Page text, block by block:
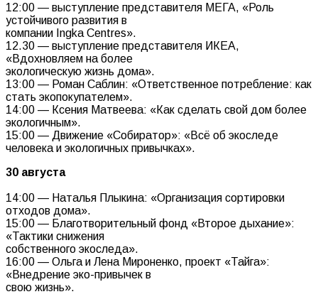
12:00 — выступление представителя МЕГА, «Роль
устойчивого развития в
компании Ingka Centres».
12.30 — выступление представителя ИКЕА,
«Вдохновляем на более
экологическую жизнь дома».
13:00 — Роман Саблин: «Ответственное потребление: как
стать экопокупателем».
14:00 — Ксения Матвеева: «Как сделать свой дом более
экологичным».
15:00 — Движение «Собиратор»: «Всё об экоследе
человека и экологичных привычках».
30 августа
14:00 — Наталья Плыкина: «Организация сортировки
отходов дома».
15:00 — Благотворительный фонд «Второе дыхание»:
«Тактики снижения
собственного экоследа».
16:00 — Ольга и Лена Мироненко, проект «Тайга»:
«Внедрение эко-привычек в
свою жизнь».